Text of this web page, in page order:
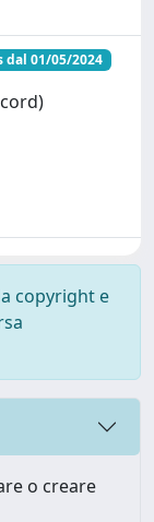
dal 01/05/2024
copyright e
o creare